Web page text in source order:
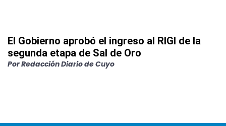
El Gobierno aprobó el ingreso al RIGI de la
segunda etapa de Sal de Oro
PorRedacción Diario de Cuyo